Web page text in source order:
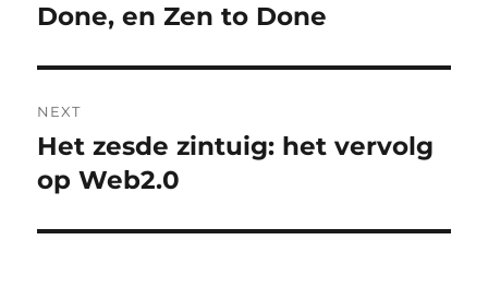
post:
Done, en Zen to Done
NEXT
Next
post:
Het zesde zintuig: het vervolg
op Web2.0